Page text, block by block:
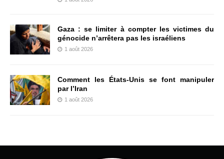
Gaza : se limiter à compter les victimes du
génocide n’arrêtera pas les israéliens
1 août 2026
Comment les États-Unis se font manipuler
par l’Iran
1 août 2026